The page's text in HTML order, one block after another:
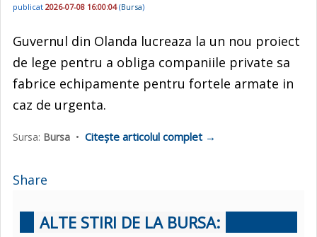
publicat 2026-07-08 16:00:04(Bursa)
Guvernul din Olanda lucreaza la un nou proiect
de lege pentru a obliga companiile private sa
fabrice echipamente pentru fortele armate in
caz de urgenta.
Sursa: Bursa • Citește articolul complet →
Share
ALTE STIRI DE LA BURSA: